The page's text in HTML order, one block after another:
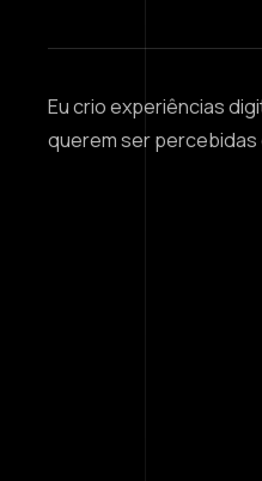
Eu crio experiências
querem ser